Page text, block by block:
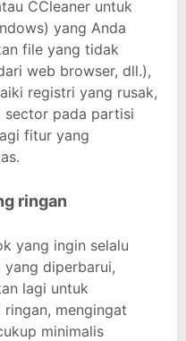
CCleaner untuk
yang Anda
file yang tidak
web browser, dll.),
registri yang rusak,
sector pada partisi
fitur yang
ringan
yang ingin selalu
yang diperbarui,
lagi untuk
mengingat
minimalis